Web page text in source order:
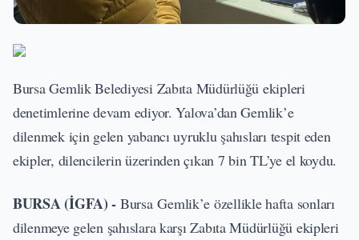
Bursa Gemlik Belediyesi Zabıta Müdürlüğü ekipleri
denetimlerine devam ediyor. Yalova’dan Gemlik’e
dilenmek için gelen yabancı uyruklu şahısları tespit eden
ekipler, dilencilerin üzerinden çıkan 7 bin TL’ye el koydu.
BURSA (İGFA) - Bursa Gemlik’e özellikle hafta sonları
dilenmeye gelen şahıslara karşı Zabıta Müdürlüğü ekipleri